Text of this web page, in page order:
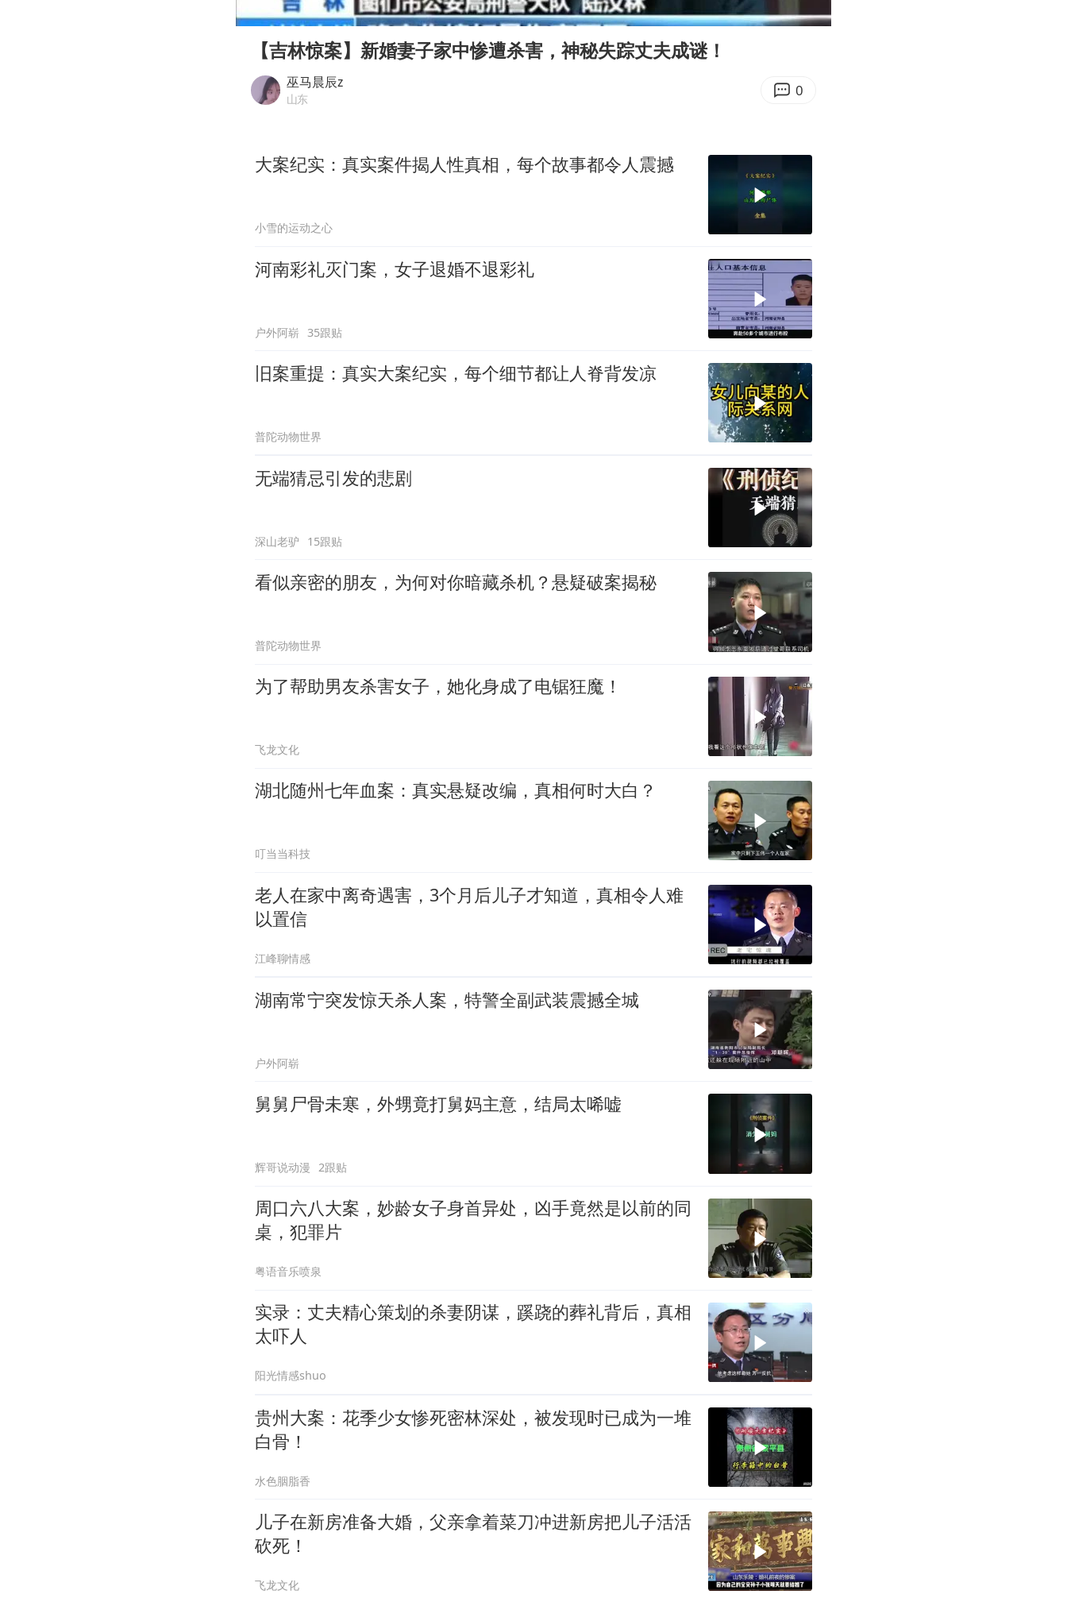
36岁男演员成景区NPC后人气爆棚
全民健身事业高质量发展
老挝国会主席赛宋蓬逝世
Play
00:00
Enter
【吉林惊案】新婚妻子家中惨遭杀害，神秘失踪丈夫成谜！
巫马晨辰z
山东 0
大案纪实：真实案件揭人性真相，每个故事都令人震撼
小雪的运动之心
河南彩礼灭门案，女子退婚不退彩礼
户外阿崭 35跟贴
旧案重提：真实大案纪实，每个细节都让人脊背发凉
普陀动物世界
无端猜忌引发的悲剧
深山老驴 15跟贴
看似亲密的朋友，为何对你暗藏杀机？悬疑破案揭秘
普陀动物世界
为了帮助男友杀害女子，她化身成了电锯狂魔！
飞龙文化
湖北随州七年血案：真实悬疑改编，真相何时大白？
叮当当科技
老人在家中离奇遇害，3个月后儿子才知道，真相令人难
以置信
江峰聊情感
湖南常宁突发惊天杀人案，特警全副武装震撼全城
户外阿崭
舅舅尸骨未寒，外甥竟打舅妈主意，结局太唏嘘
辉哥说动漫 2跟贴
周口六八大案，妙龄女子身首异处，凶手竟然是以前的同
桌，犯罪片
粤语音乐喷泉
实录：丈夫精心策划的杀妻阴谋，蹊跷的葬礼背后，真相
太吓人
阳光情感shuo
贵州大案：花季少女惨死密林深处，被发现时已成为一堆
白骨！
水色胭脂香
儿子在新房准备大婚，父亲拿着菜刀冲进新房把儿子活活
砍死！
飞龙文化